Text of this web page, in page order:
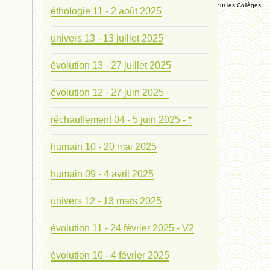
Manuel Universel d'Ethologie pour les Collèges
Journal
Liens
Mentions légales
Contact
éthologie 11 - 2 août 2025
univers 13 - 13 juillet 2025
évolution 13 - 27 juillet 2025
évolution 12 - 27 juin 2025 -
réchauffement 04 - 5 juin 2025 - *
humain 10 - 20 mai 2025
humain 09 - 4 avril 2025
univers 12 - 13 mars 2025
évolution 11 - 24 février 2025 - V2
évolution 10 - 4 février 2025